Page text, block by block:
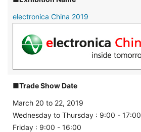
electronica China 2019
■Trade Show Date
March 20 to 22, 2019
Wednesday to Thursday : 9:00 - 17:00
Friday : 9:00 - 16:00